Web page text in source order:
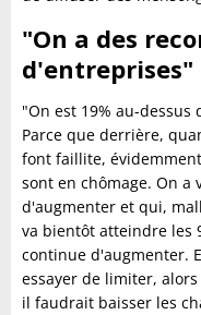
"On a des
d'entreprises"
"On est 19% au-dessus
Parce que derrière,
font faillite,
sont en chômage. On a
d'augmenter et qui,
va bientôt atteindre les
continue d'augmenter.
essayer de limiter,
il faudrait baisser les